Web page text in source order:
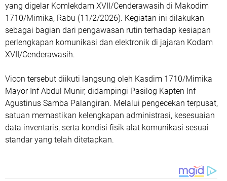
yang digelar Komlekdam XVII/Cenderawasih di Makodim
1710/Mimika, Rabu (11/2/2026). Kegiatan ini dilakukan
sebagai bagian dari pengawasan rutin terhadap kesiapan
perlengkapan komunikasi dan elektronik di jajaran Kodam
XVII/Cenderawasih.
Vicon tersebut diikuti langsung oleh Kasdim 1710/Mimika
Mayor Inf Abdul Munir, didampingi Pasilog Kapten Inf
Agustinus Samba Palangiran. Melalui pengecekan terpusat,
satuan memastikan kelengkapan administrasi, kesesuaian
data inventaris, serta kondisi fisik alat komunikasi sesuai
standar yang telah ditetapkan.